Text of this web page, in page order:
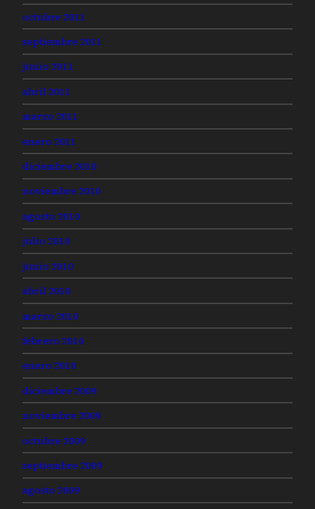
octubre 2011
septiembre 2011
junio 2011
abril 2011
marzo 2011
enero 2011
diciembre 2010
noviembre 2010
agosto 2010
julio 2010
junio 2010
abril 2010
marzo 2010
febrero 2010
enero 2010
diciembre 2009
noviembre 2009
octubre 2009
septiembre 2009
agosto 2009